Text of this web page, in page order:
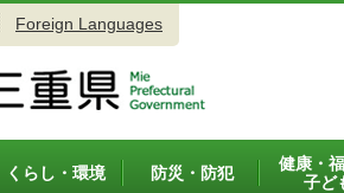
Foreign Languages
くらし・環境 防災・防犯
健康・
子ど